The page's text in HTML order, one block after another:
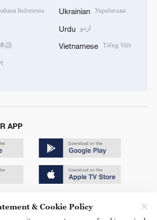
Indonesia
語
Ukrainian Українська
Urdu اردو
Vietnamese Tiếng Việt
APP
& Cookie Policy